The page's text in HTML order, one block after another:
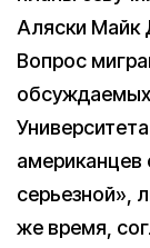
Аляски Майк
Вопрос
американцев
серьезной»,
же время,